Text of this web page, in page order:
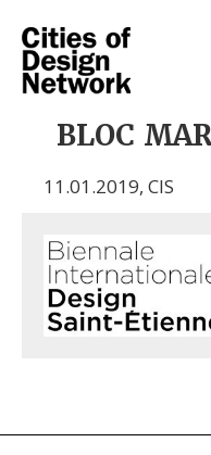
BLOC
11.01.2019, CIS